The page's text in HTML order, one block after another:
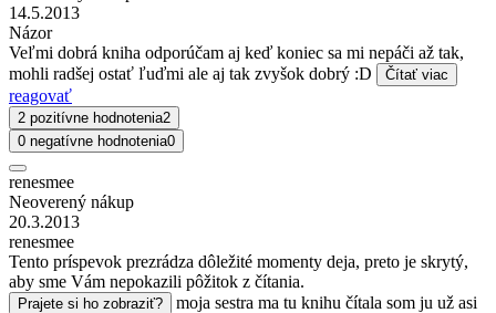
14.5.2013
Názor
Veľmi dobrá kniha odporúčam aj keď koniec sa mi nepáči až tak,
mohli radšej ostať ľuďmi ale aj tak zvyšok dobrý :D
Čítať viac
reagovať
2 pozitívne hodnotenia2
0 negatívne hodnotenia0
renesmee
Neoverený nákup
20.3.2013
renesmee
Tento príspevok prezrádza dôležité momenty deja, preto je skrytý,
aby sme Vám nepokazili pôžitok z čítania.
Prajete si ho zobraziť?
moja sestra ma tu knihu čítala som ju už asi